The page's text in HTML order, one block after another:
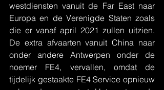
westdiensten vanuit de Far East naar
Europa en de Verenigde Staten zoals
die er vanaf april 2021 zullen uitzien.
De extra afvaarten vanuit China naar
onder andere Antwerpen onder de
noemer FE4, vervallen, omdat de
tijdelijk gestaakte FE4 Service opnieuw